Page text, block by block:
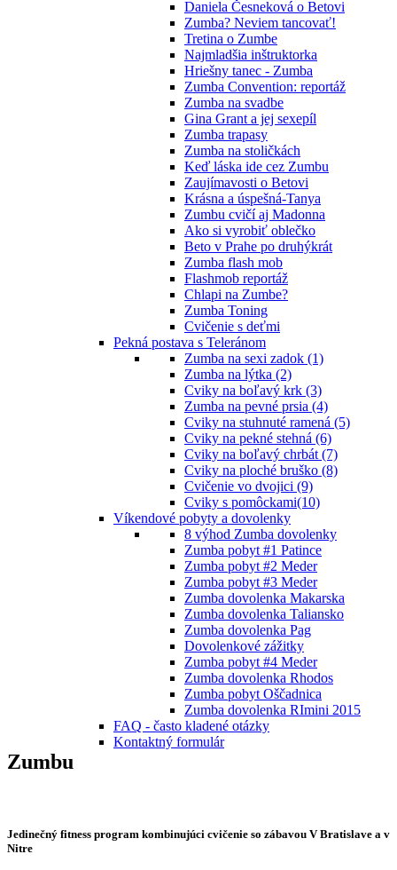
Daniela Česneková o Betovi
Zumba? Neviem tancovať!
Tretina o Zumbe
Najmladšia inštruktorka
Hriešny tanec - Zumba
Zumba Convention: reportáž
Zumba na svadbe
Gina Grant a jej sexepíl
Zumba trapasy
Zumba na stoličkách
Keď láska ide cez Zumbu
Zaujímavosti o Betovi
Krásna a úspešná-Tanya
Zumbu cvičí aj Madonna
Ako si vyrobiť oblečko
Beto v Prahe po druhýkrát
Zumba flash mob
Flashmob reportáž
Chlapi na Zumbe?
Zumba Toning
Cvičenie s deťmi
Pekná postava s Teleránom
Zumba na sexi zadok (1)
Zumba na lýtka (2)
Cviky na boľavý krk (3)
Zumba na pevné prsia (4)
Cviky na stuhnuté ramená (5)
Cviky na pekné stehná (6)
Cviky na boľavý chrbát (7)
Cviky na ploché bruško (8)
Cvičenie vo dvojici (9)
Cviky s pomôckami(10)
Víkendové pobyty a dovolenky
8 výhod Zumba dovolenky
Zumba pobyt #1 Patince
Zumba pobyt #2 Meder
Zumba pobyt #3 Meder
Zumba dovolenka Makarska
Zumba dovolenka Taliansko
Zumba dovolenka Pag
Dovolenkové zážitky
Zumba pobyt #4 Meder
Zumba dovolenka Rhodos
Zumba pobyt Oščadnica
Zumba dovolenka RImini 2015
FAQ - často kladené otázky
Kontaktný formulár
Zumbu
Jedinečný fitness program kombinujúci cvičenie so zábavou V Bratislave a v
Nitre